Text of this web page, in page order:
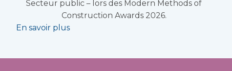
Secteur public – lors des Modern Methods of
Construction Awards 2026.
En savoir plus